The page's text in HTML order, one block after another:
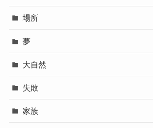
場所
夢
大自然
失敗
家族